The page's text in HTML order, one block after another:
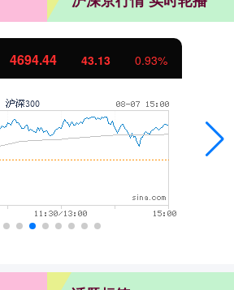
北证50 1134.24